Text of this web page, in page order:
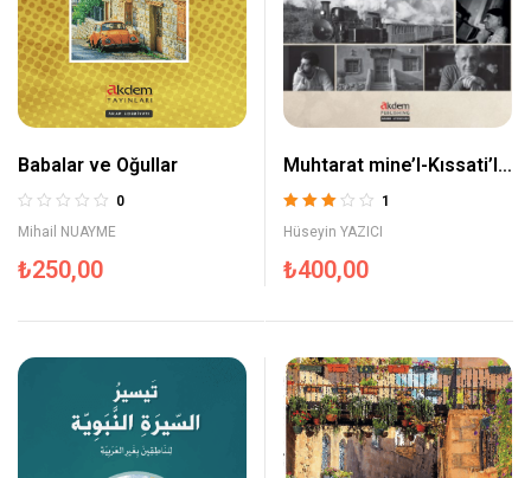
Babalar ve Oğullar
0
Mihail NUAYME
₺250,00
Muhtarat mine’l-Kıssati’l-
Arabiyyeti’l-Kasira (Arap
Kısa Öykülerinden
üzerinden
3.00 oy
1
Hüseyin YAZICI
₺400,00